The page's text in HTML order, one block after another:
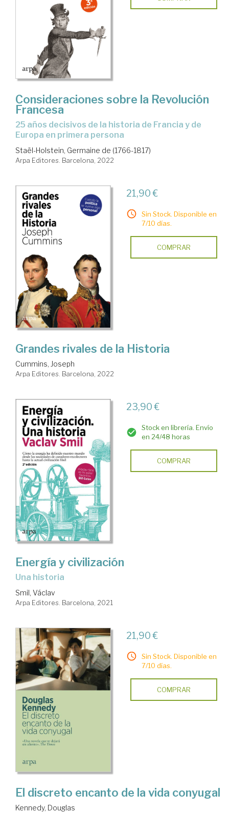
Consideraciones sobre la Revolución
Francesa
25 años decisivos de la historia de Francia y de
Europa en primera persona
Staël-Holstein, Germaine de (1766-1817)
Arpa Editores. Barcelona, 2022
21,90 €
Sin Stock. Disponible en
7/10 días.
COMPRAR
Grandes rivales de la Historia
Cummins, Joseph
Arpa Editores. Barcelona, 2022
23,90 €
Stock en librería. Envío
en 24/48 horas
COMPRAR
Energía y civilización
una historia
Smil, Václav
Arpa Editores. Barcelona, 2021
21,90 €
Sin Stock. Disponible en
7/10 días.
COMPRAR
El discreto encanto de la vida conyugal
Kennedy, Douglas